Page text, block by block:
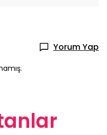
Yorum Yap